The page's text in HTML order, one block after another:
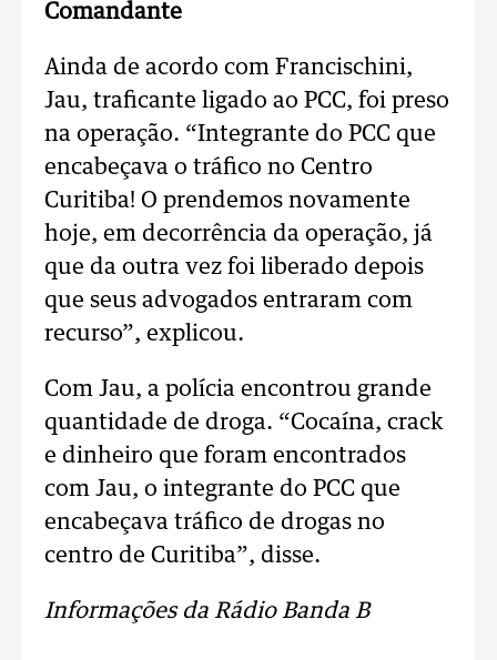
Comandante
Ainda de acordo com Francischini,
Jau, traficante ligado ao PCC, foi preso
na operação. “Integrante do PCC que
encabeçava o tráfico no Centro
Curitiba! O prendemos novamente
hoje, em decorrência da operação, já
que da outra vez foi liberado depois
que seus advogados entraram com
recurso”, explicou.
Com Jau, a polícia encontrou grande
quantidade de droga. “Cocaína, crack
e dinheiro que foram encontrados
com Jau, o integrante do PCC que
encabeçava tráfico de drogas no
centro de Curitiba”, disse.
Informações da Rádio Banda B